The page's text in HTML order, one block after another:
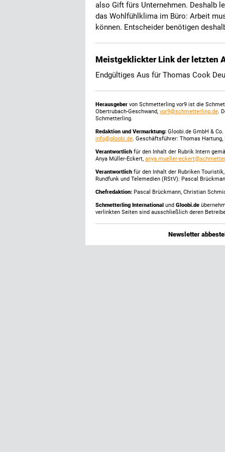
also Gift fürs Unternehmen. Deshalb
das Wohlfühlklima im Büro: Arbeit
können. Entscheider benötigen
Meistgeklickter Link der letzten
Endgültiges Aus für Thomas Cook
Herausgeber von Schmetterling vor9 ist die
Obertrubach-Geschwand, vor9@schmetterling.de.
Schmetterling.
Redaktion und Vermarktung: Gloobi.de GmbH &
info@gloobi.de. Geschäftsführer: Thomas
Verantwortlich für den Inhalt der Rubrik Intern
Anya Müller-Eckert, anya.mueller-
Verantwortlich für den Inhalt der Rubriken
Rundfunk und Telemedien (RStV): Pascal
Chefredaktion: Pascal Brückmann, Christian
Schmetterling International und Gloobi.de
verlinkten Seiten sind ausschließlich deren
Newsletter